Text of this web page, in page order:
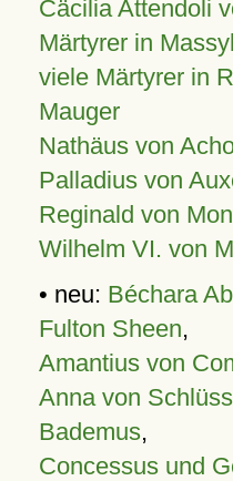
Cäcilia Attendoli
Märtyrer in
viele Märtyrer in
Mauger
Nathäus von
Palladius von
Reginald von
Wilhelm VI. von
• neu: Béchara
Fulton Sheen,
Amantius von
Anna von
Bademus,
Concessus und